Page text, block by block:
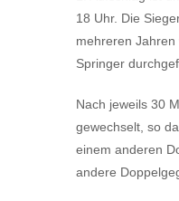
18 Uhr. Die
mehreren
Springer
Nach jeweils 30
gewechselt, so
einem anderen
andere